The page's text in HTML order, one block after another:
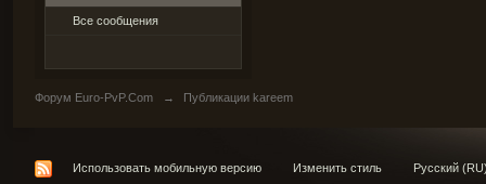
Все сообщения
Форум Euro-PvP.Com → Публикации kareem
Использовать мобильную версию Изменить стиль Русский